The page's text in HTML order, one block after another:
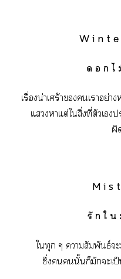
W i n t
ด อ ก ไ
เรื่องน่าเศร้าเาอย่า
แาแต่ใสิ่งที่ตัวเ
ผิ
M i s
รั ก ใ
ใทุก ๆ าสัมพันธ์
ซึ่งนั้นก็มักะเ